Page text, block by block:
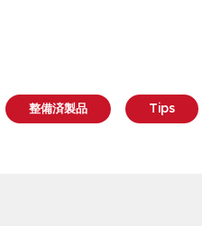
整備済製品 Tips